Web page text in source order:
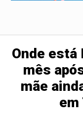
Onde está
mês
mãe
em